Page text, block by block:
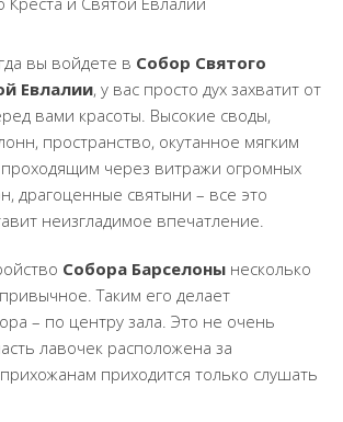
вы войдете в Собор Святого
Евлалии, у вас просто дух захватит от
вами красоты. Высокие своды,
пространство, окутанное мягким
проходящим через витражи огромных
драгоценные святыни – все это
неизгладимое впечатление.
Собора Барселонынесколько
Таким его делает
– по центру зала. Это не очень
лавочек расположена за
прихожанам приходится только слушать